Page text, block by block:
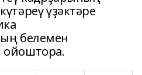
үҙәктәре
белемен